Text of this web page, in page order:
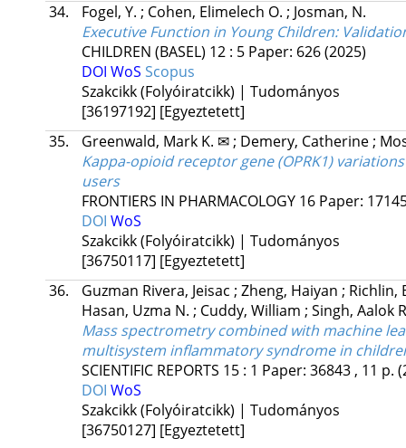
34.
Fogel, Y. ; Cohen, Elimelech O. ; Josman, N.
Executive Function in Young Children:
CHILDREN (BASEL) 12: 5 Paper: 626(2025)
DOI WoS Scopus
Szakcikk (Folyóiratcikk) | Tudományos
[36197192] [Egyeztetett]
35.
Greenwald, Mark K. ✉ ; Demery, Catherine ;
Kappa-opioid receptor gene (OPRK1)
users
FRONTIERS IN PHARMACOLOGY 16 Paper:
DOI WoS
Szakcikk (Folyóiratcikk) | Tudományos
[36750117] [Egyeztetett]
36.
Guzman Rivera, Jeisac ; Zheng, Haiyan ; Richlin,
Hasan, Uzma N. ; Cuddy, William ; Singh, Aalok
Mass spectrometry combined with machine
multisystem inflammatory syndrome in
SCIENTIFIC REPORTS 15: 1 Paper: 36843 , 11 p.
DOI WoS
Szakcikk (Folyóiratcikk) | Tudományos
[36750127] [Egyeztetett]